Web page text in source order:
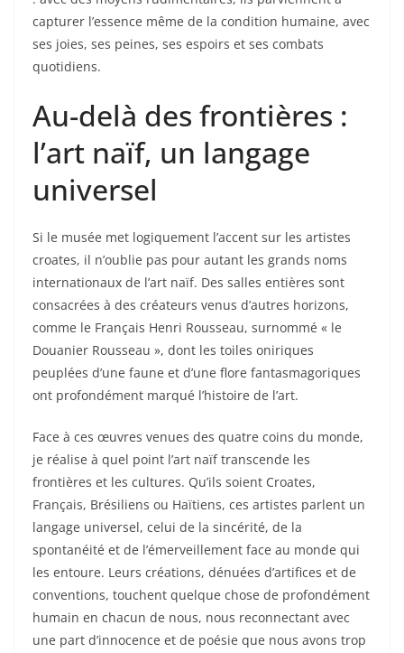
capturer l’essence même de la condition humaine, avec
ses joies, ses peines, ses espoirs et ses combats
quotidiens.
Au-delà des frontières :
l’art naïf, un langage
universel
Si le musée met logiquement l’accent sur les artistes
croates, il n’oublie pas pour autant les grands noms
internationaux de l’art naïf. Des salles entières sont
consacrées à des créateurs venus d’autres horizons,
comme le Français Henri Rousseau, surnommé « le
Douanier Rousseau », dont les toiles oniriques
peuplées d’une faune et d’une flore fantasmagoriques
ont profondément marqué l’histoire de l’art.
Face à ces œuvres venues des quatre coins du monde,
je réalise à quel point l’art naïf transcende les
frontières et les cultures. Qu’ils soient Croates,
Français, Brésiliens ou Haïtiens, ces artistes parlent un
langage universel, celui de la sincérité, de la
spontanéité et de l’émerveillement face au monde qui
les entoure. Leurs créations, dénuées d’artifices et de
conventions, touchent quelque chose de profondément
humain en chacun de nous, nous reconnectant avec
une part d’innocence et de poésie que nous avons trop